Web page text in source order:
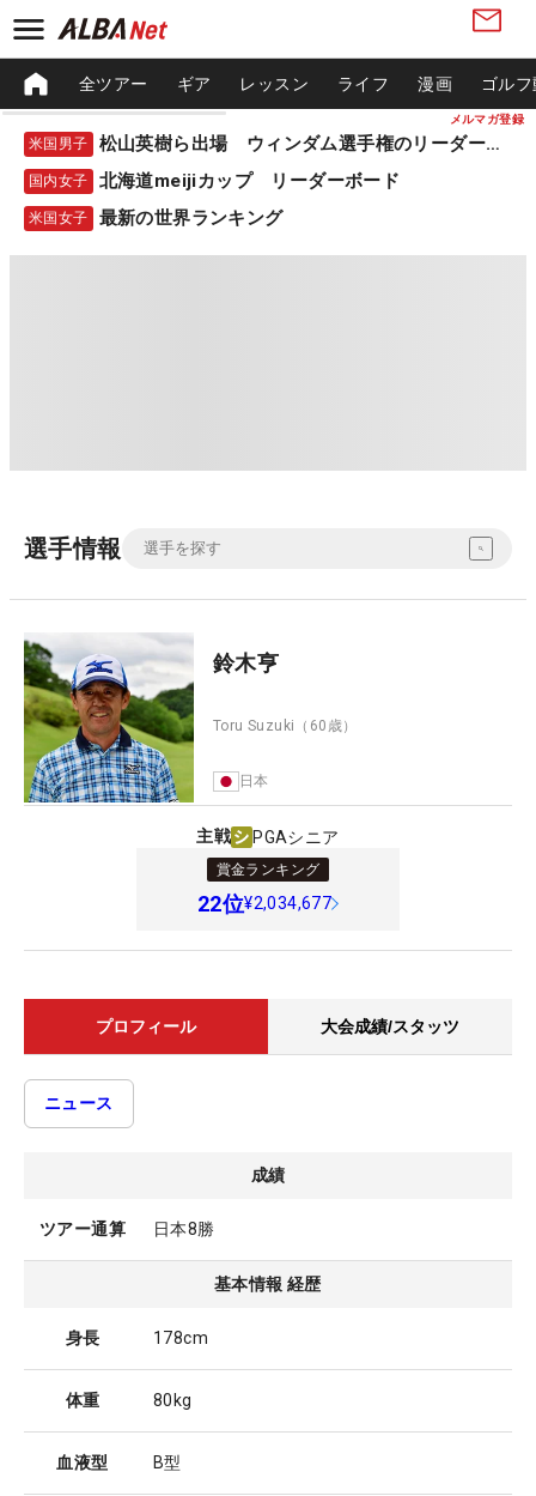
メルマガ登録
全ツアー ギア レッスン ライフ 漫画 ゴル
米国男子 松山英樹ら出場 ウィンダム選手権のリーダーボード
国内女子 北海道meijiカップ リーダーボード
米国女子 最新の世界ランキング
選手情報
鈴木亨
Toru Suzuki （60歳）
日本
主戦 PGAシニア
賞金ランキング
22位¥2,034,677
プロフィール 大会成績/スタッツ
ニュース
成績
ツアー通算 日本8勝
基本情報 経歴
身長 178cm
体重 80kg
血液型 B型